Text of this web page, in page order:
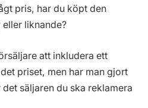
pris, har du köpt den
liknande?
att inkludera ett
priset, men har man gjort
säljaren du ska reklamera